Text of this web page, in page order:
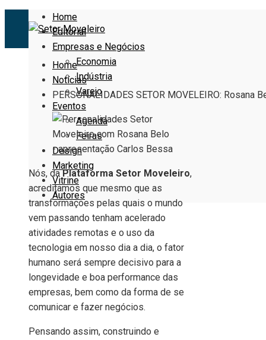
Home
Editorial
Empresas e Negócios
Economia
Indústria
Varejo
Eventos
Agenda
Feiras
Design
Marketing
Vitrine
Autores
Home
Notícias
PERSONALIDADES SETOR MOVELEIRO: Rosana
Nós, daPlataforma Setor Moveleiro,
acreditamos que mesmo que as
transformações pelas quais o mundo
vem passando tenham acelerado
atividades remotas e o uso da
tecnologia em nosso dia a dia, o fator
humano será sempre decisivo para a
longevidade e boa performance das
empresas, bem como da forma de se
comunicar e fazer negócios.
Pensando assim, construindo e